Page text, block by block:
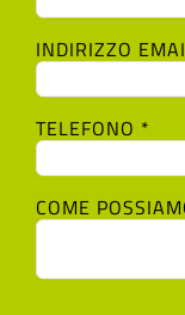
INDIRIZZO
TELEFONO *
COME